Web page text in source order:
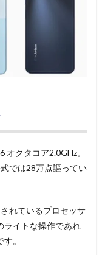
クタコア2.0GHz。
では28万点謳ってい
れているプロセッサ
ライトな操作であれ
。